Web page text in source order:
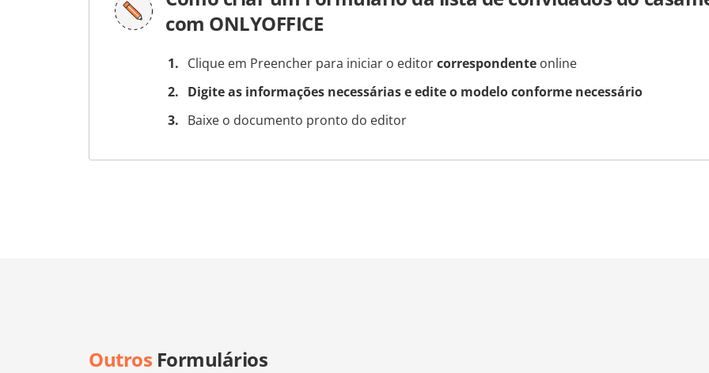
com ONLYOFFICE
Clique em Preencher para iniciar o editorcorrespondente online
Digite as informações necessárias e edite o modelo conforme necessário
Baixe o documento pronto do editor
Outros Formulários